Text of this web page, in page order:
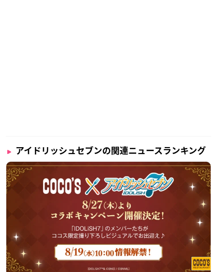
アイドリッシュセブンの関連ニュースランキング